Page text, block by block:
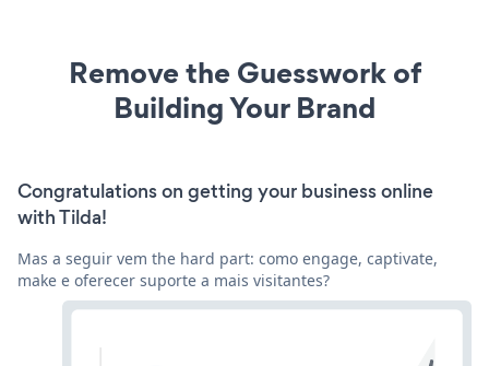
Remove the Guesswork of
Building Your Brand
Congratulations on getting your business online
with Tilda!
Mas a seguir vem the hard part: como engage, captivate,
make e oferecer suporte a mais visitantes?